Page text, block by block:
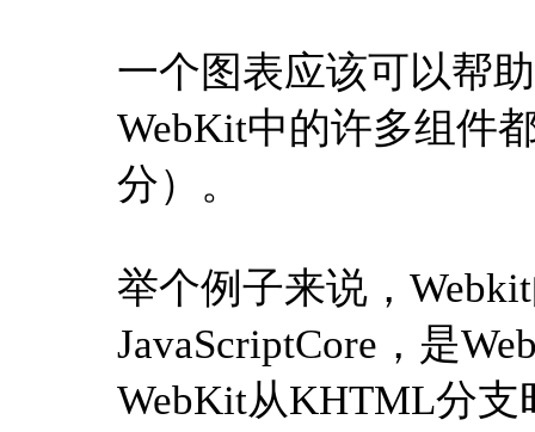
一个图表应该可以帮
WebKit中的许多组件
分）。
举个例子来说，
JavaScriptCore，是
WebKit从KHTML分支